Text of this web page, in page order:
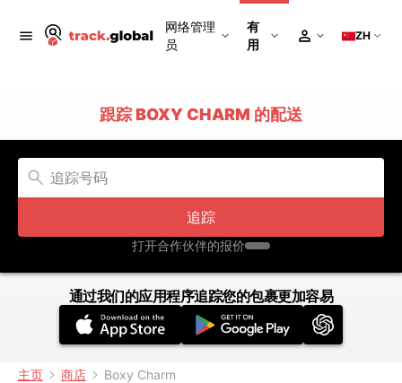
网络管理
员
有
用
ZH
跟踪 BOXY CHARM 的配送
追踪
打开合作伙伴的报价
通过我们的应用程序追踪您的包裹更加容易
主页 商店 Boxy Charm